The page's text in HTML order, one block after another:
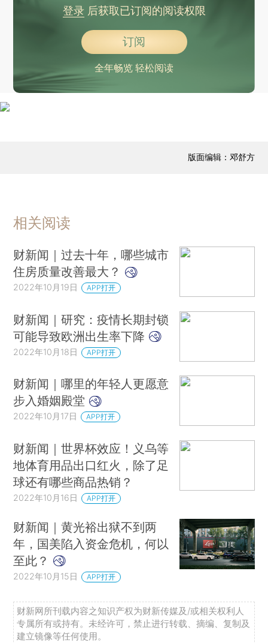
登录后获取已订阅的阅读权限
订阅
全年畅览 轻松阅读
版面编辑：邓舒方
相关阅读
财新闻｜过去十年，哪些城市
住房质量改善最大？
2022年10月19日 APP打开
财新闻｜研究：疫情长期封锁
可能导致欧洲出生率下降
2022年10月18日 APP打开
财新闻｜哪里的年轻人更愿意
步入婚姻殿堂
2022年10月17日 APP打开
财新闻｜世界杯效应！义乌等
地体育用品出口红火，除了足
球还有哪些商品热销？
2022年10月16日 APP打开
财新闻｜黄光裕出狱不到两
年，国美陷入资金危机，何以
至此？
2022年10月15日 APP打开
财新网所刊载内容之知识产权为财新传媒及/或相关权利人
专属所有或持有。未经许可，禁止进行转载、摘编、复制及
建立镜像等任何使用。